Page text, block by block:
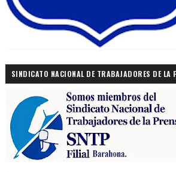
SINDICATO NACIONAL DE TRABAJADORES DE LA